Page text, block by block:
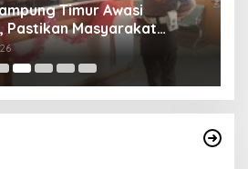
Timur Awasi
Pastikan Masyarakat
Profesional